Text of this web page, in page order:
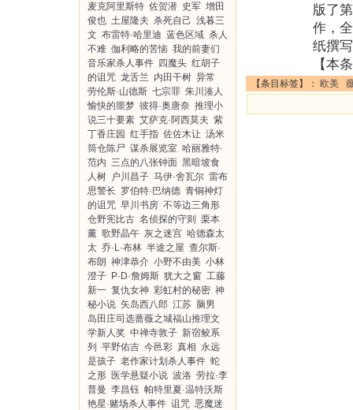
麦克阿里斯特 佐贺潜 史军 增田
俊也 土屋隆夫 杀死自己 浅暮三
文 布雷特·哈里迪 蓝色区域 杀人
不难 伽利略的苦恼 我的前妻们
音乐家杀人事件 四魔头 红胡子
的诅咒 龙舌兰 内田干树 异常
劳伦斯·山德斯 七宗罪 朱川湊人
愉快的噩梦 彼得·奥唐奈 推理小
说三十要素 艾萨克·阿西莫夫 紫
丁香庄园 红手指 佐佐木让 汤米
筒仓陈尸 谋杀展览室 哈丽雅特·
范内 三点的八张钟面 黑暗坡食
人树 户川昌子 马伊·舍瓦尔 雷布
思警长 罗伯特·巴纳德 青铜神灯
的诅咒 早川书房 不等边三角形
仓野宪比古 名侦探的守则
栗本
薰 歌野晶午 灰之迷宫 哈德森太
太 乔·L·布林 半途之屋 查尔斯·
布朗 神津恭介 小野不由美 小林
澄子 P·D·詹姆斯 犹大之窗 工藤
新一 复仇女神 彩虹村的秘密 神
秘小说 矢岛西八郎 江苏 脑男
岛田庄司选蔷薇之城福山推理文
学新人奖 中禅寺敦子 新宿鲛系
列
平野佑吉 今邑彩 真相 永远
是孩子 老作家计划杀人事件 蛇
之形 医学悬疑小说 波洛 劳拉·李
普曼 李昌钰 帕特里夏·温特沃斯
艳星·赌场杀人事件 诅咒 恶魔迷
版了
作，
纸撰
【本
【条目标签】： 欧美